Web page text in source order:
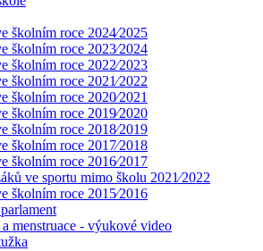
školním roce 2024⁄2025
školním roce 2023⁄2024
školním roce 2022⁄2023
školním roce 2021⁄2022
školním roce 2020⁄2021
školním roce 2019⁄2020
školním roce 2018⁄2019
školním roce 2017⁄2018
školním roce 2016⁄2017
ve sportu mimo školu 2021⁄2022
školním roce 2015⁄2016
menstruace - výukové video